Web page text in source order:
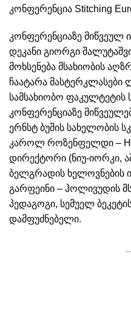
კონფერენცია Stitching
კონფერენციაზე მიწვეულ
დეკანი გიორგი
მოხსენება მსახიობის
ჩაატარა
სამსახიობო ფაკულტეტის
კონფერენციაზე
ერნსტ ბუშის სახელობის
კაროლ როზენფელდი –
დირექტორი (ნიუ-იორკი,
ბელგრადის ხელოვნების
გარფეინი – ჰოლივუდის
პედაგოგი, სემუელ
დამფუძნებელი.